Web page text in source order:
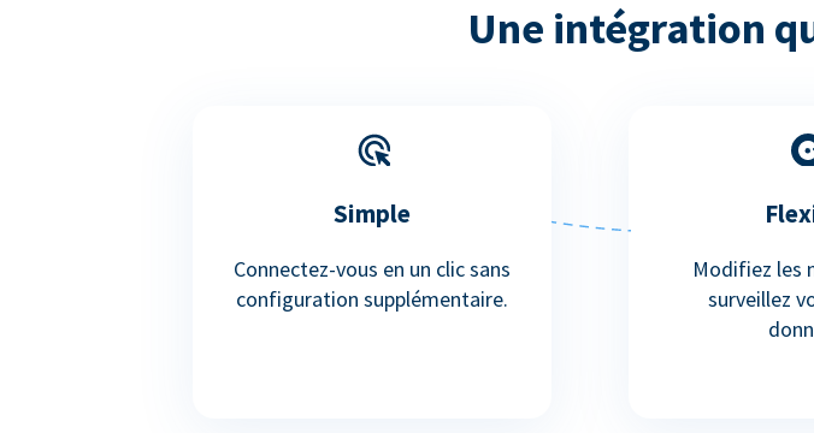
Une intégration
Simple
Connectez-vous en un clic sans
configuration supplémentaire.
Modifiez les
surveillez